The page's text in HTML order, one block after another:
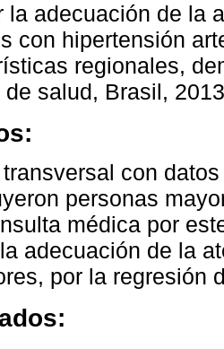
la adecuación de la
con hipertensión
regionales,
de salud, Brasil,
con
personas
médica por
adecuación de la
por la regresión